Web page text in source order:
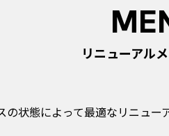
リニューアル
の状態によって最適なリニュー